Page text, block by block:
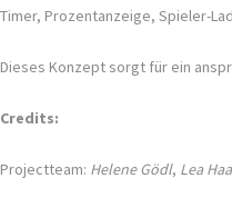
Timer, Prozentanzeige, Spieler-
Dieses Konzept sorgt für ein
Credits:
Projectteam: Helene Gödl, Lea